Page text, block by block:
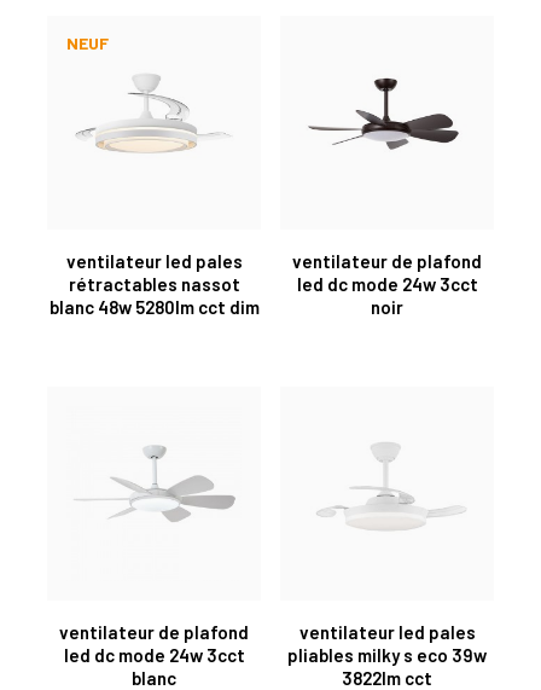
ventilateur led pales
rétractables nassot
blanc 48w 5280lm cct dim
NEUF
ventilateur de plafond
led dc mode 24w 3cct
noir
ventilateur de plafond
led dc mode 24w 3cct
blanc
ventilateur led pales
pliables milky s eco 39w
3822lm cct